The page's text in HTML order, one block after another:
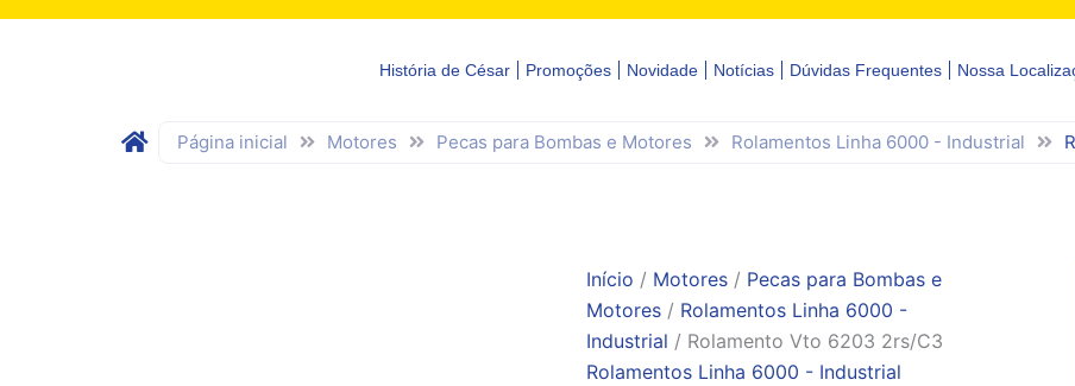
História de César Promoções Novidade Notícias Dúvidas Frequentes Nossa
Página inicial Motores Pecas para Bombas e Motores Rolamentos Linha 6000 - Industrial
Início / Motores/ Pecas para Bombas e
Motores/ Rolamentos Linha 6000 -
Industrial / Rolamento Vto 6203 2rs/C3
Rolamentos Linha 6000 - Industrial